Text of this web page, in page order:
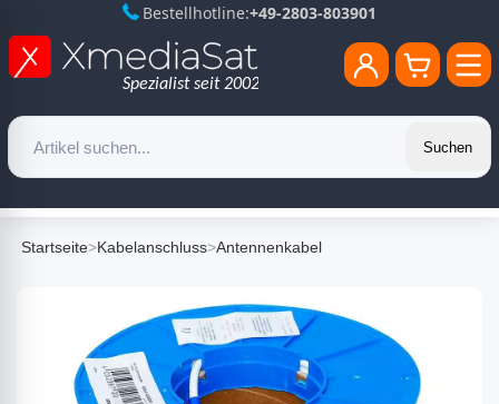
Bestellhotline:+49-2803-803901
Suchen
Startseite>Kabelanschluss>Antennenkabel